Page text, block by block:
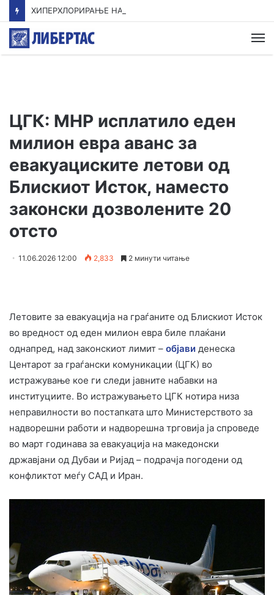
ХИПЕРХЛОРИРАЊЕ НА ТАЛОГОТ
ЦГК: МНР исплатило еден
милион евра аванс за
евакуациските летови од
Блискиот Исток, наместо
законски дозволените 20
отсто
11.06.2026 12:00 2,833 2 минути читање
Летовите за евакуација на граѓаните од Блискиот Исток
во вредност од еден милион евра биле плаќани
однапред, над законскиот лимит – објави денеска
Центарот за граѓански комуникации (ЦГК) во
истражување кое ги следи јавните набавки на
институциите. Во истражувањето ЦГК нотира низа
неправилности во постапката што Министерството за
надворешни работи и надворешна трговија ја спроведе
во март годинава за евакуација на македонски
државјани од Дубаи и Ријад – подрачја погодени од
конфликтот меѓу САД и Иран.